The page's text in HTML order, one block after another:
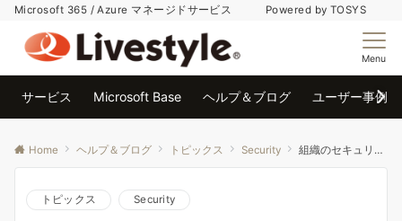
Microsoft 365 / Azure マネージドサービス Powered by TOSYS
Menu
サービス Microsoft Base ヘルプ＆ブログ ユーザー事例
Home ヘルプ＆ブログ トピックス Security 組織のセキュリティ状況を数値で確認！ – Microsoft セキュア スコア
トピックス Security